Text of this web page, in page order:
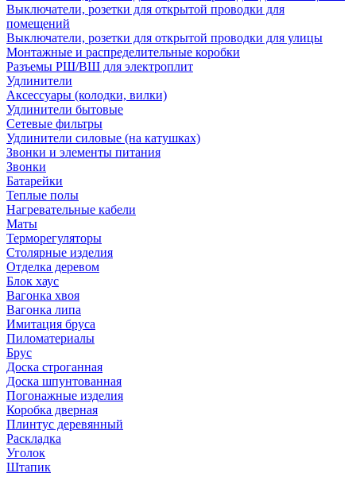
Выключатели, розетки для открытой проводки для
помещений
Выключатели, розетки для открытой проводки для улицы
Монтажные и распределительные коробки
Разъемы РШ/ВШ для электроплит
Удлинители
Аксессуары (колодки, вилки)
Удлинители бытовые
Сетевые фильтры
Удлинители силовые (на катушках)
Звонки и элементы питания
Звонки
Батарейки
Теплые полы
Нагревательные кабели
Маты
Терморегуляторы
Столярные изделия
Отделка деревом
Блок хаус
Вагонка хвоя
Вагонка липа
Имитация бруса
Пиломатериалы
Брус
Доска строганная
Доска шпунтованная
Погонажные изделия
Коробка дверная
Плинтус деревянный
Раскладка
Уголок
Штапик